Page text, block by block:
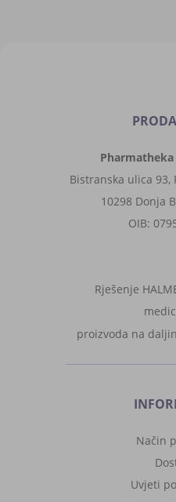
Bistranska ulica 93,
10298 Donja
OIB:
Rješenje
proizvoda na
Način
Uvjeti